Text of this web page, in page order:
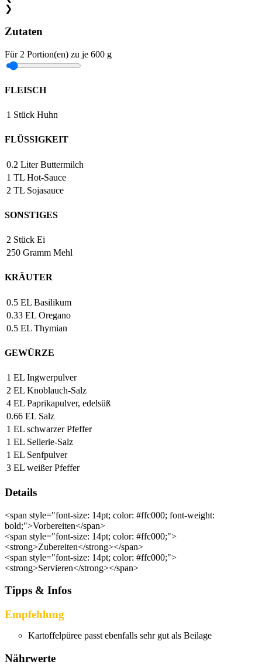
❯
Zutaten
Für 2 Portion(en) zu je 600 g
FLEISCH
1 Stück Huhn
FLÜSSIGKEIT
0.2 LiterButtermilch
1 TL Hot-Sauce
2 TL Sojasauce
SONSTIGES
2 Stück Ei
250 Gramm Mehl
KRÄUTER
0.5 EL Basilikum
0.33 EL Oregano
0.5 EL Thymian
GEWÜRZE
1 EL Ingwerpulver
2 EL Knoblauch-Salz
4 EL Paprikapulver, edelsüß
0.66 EL Salz
1 EL schwarzer Pfeffer
1 EL Sellerie-Salz
1 EL Senfpulver
3 EL weißer Pfeffer
Details
<span style="font-size: 14pt; color: #ffc000; font-weight:
bold;">Vorbereiten</span>
<span style="font-size: 14pt; color: #ffc000;">
<strong>Zubereiten</strong></span>
<span style="font-size: 14pt; color: #ffc000;">
<strong>Servieren</strong></span>
Tipps & Infos
Empfehlung
Kartoffelpüree passt ebenfalls sehr gut als Beilage
Nährwerte